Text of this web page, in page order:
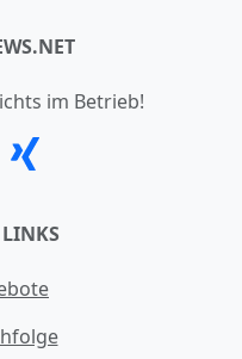
im Betrieb!